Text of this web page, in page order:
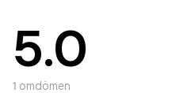
5.0
1 omdömen